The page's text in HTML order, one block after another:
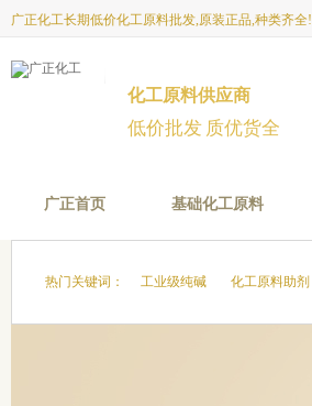
广正化工长期低价化工原料批发,原装正品,种类齐全!
化工原料供应商
低价批发 质优货全
广正首页 基础化工原料
热门关键词： 工业级纯碱 化工原料助剂